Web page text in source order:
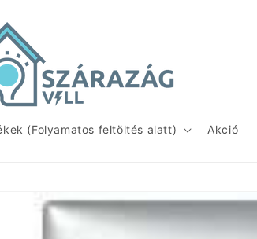
(Folyamatos feltöltés alatt) Akció